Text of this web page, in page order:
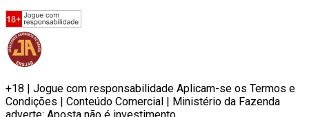
+18 | Jogue com responsabilidade Aplicam-se os Termos e
Condições | Conteúdo Comercial | Ministério da Fazenda